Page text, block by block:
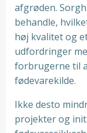
afgrøden.
behandle,
høj kvalitet og
udfordringer
forbrugerne til
fødevarekilde.
Ikke desto
projekter og